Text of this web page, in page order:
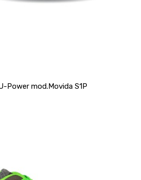
Power mod.Movida S1P